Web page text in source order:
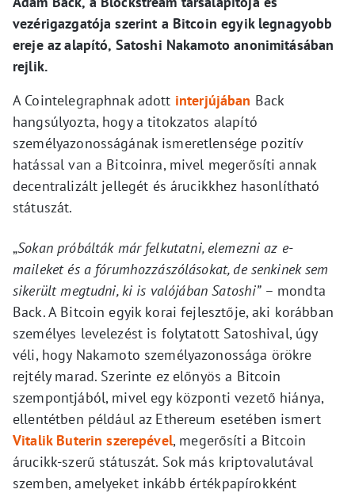
vezérigazgatója szerint a Bitcoin egyik legnagyobb
ereje az alapító, Satoshi Nakamoto anonimitásában
rejlik.
A Cointelegraphnak adott interjújában Back
hangsúlyozta, hogy a titokzatos alapító
személyazonosságának ismeretlensége pozitív
hatással van a Bitcoinra, mivel megerősíti annak
decentralizált jellegét és árucikkhez hasonlítható
státuszát.
„Sokan próbálták már felkutatni, elemezni az e-
maileket és a fórumhozzászólásokat, de senkinek sem
sikerült megtudni, ki is valójában Satoshi”– mondta
Back. A Bitcoin egyik korai fejlesztője, aki korábban
személyes levelezést is folytatott Satoshival, úgy
véli, hogy Nakamoto személyazonossága örökre
rejtély marad. Szerinte ez előnyös a Bitcoin
szempontjából, mivel egy központi vezető hiánya,
ellentétben például az Ethereum esetében ismert
Vitalik Buterin szerepével, megerősíti a Bitcoin
árucikk-szerű státuszát. Sok más kriptovalutával
szemben, amelyeket inkább értékpapírokként